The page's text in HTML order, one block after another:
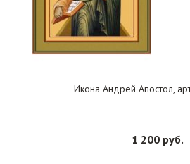
Икона Андрей Апостол,
1 200 руб.